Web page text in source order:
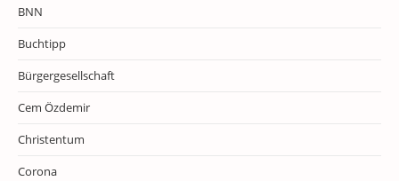
BNN
Buchtipp
Bürgergesellschaft
Cem Özdemir
Christentum
Corona